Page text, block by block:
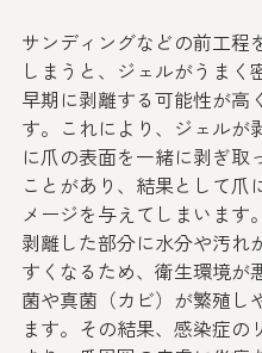
サンディングなどの前工程
しまうと、ジェルがうまく
早期に剥離する可能性が高
す。これにより、ジェルが
に爪の表面を一緒に剥ぎ取
ことがあり、結果として爪
メージを与えてしまいます
剥離した部分に水分や汚れ
すくなるため、衛生環境が
菌や真菌（カビ）が繁殖し
ます。その結果、感染症の